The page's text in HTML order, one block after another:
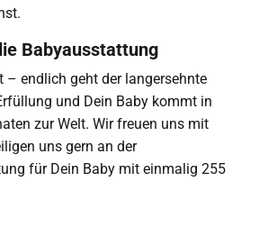
Babyausstattung
– endlich geht der langersehnte
und Dein Baby kommt in
zur Welt. Wir freuen uns mit
uns gern an der
für Dein Baby mit einmalig 255